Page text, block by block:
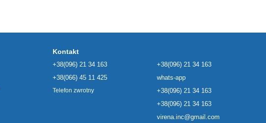
Kontakt
+38(096) 21 34 163
+38(066) 45 11 425
Telefon zwrotny
+38(096) 21 34 163
whats-app
+38(096) 21 34 163
+38(096) 21 34 163
virena.inc@gmail.com